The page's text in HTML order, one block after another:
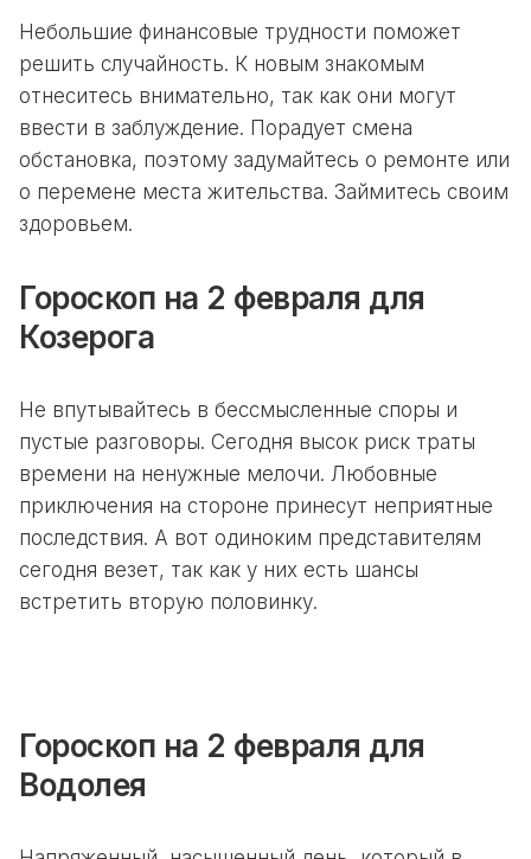
Небольшие финансовые трудности поможет
решить случайность. К новым знакомым
отнеситесь внимательно, так как они могут
ввести в заблуждение. Порадует смена
обстановка, поэтому задумайтесь о ремонте или
о перемене места жительства. Займитесь своим
здоровьем.
Гороскоп на 2 февраля для
Козерога
Не впутывайтесь в бессмысленные споры и
пустые разговоры. Сегодня высок риск траты
времени на ненужные мелочи. Любовные
приключения на стороне принесут неприятные
последствия. А вот одиноким представителям
сегодня везет, так как у них есть шансы
встретить вторую половинку.
Гороскоп на 2 февраля для
Водолея